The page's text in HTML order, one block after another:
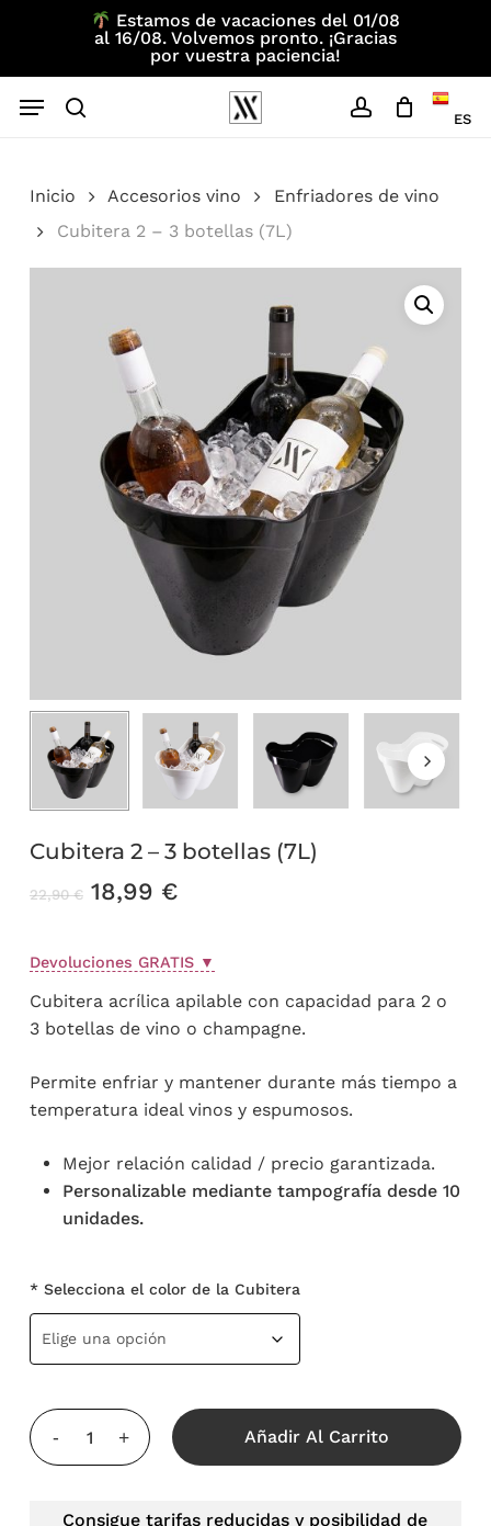
content
Estamos de vacaciones del 01/08
al 16/08. Volvemos pronto. ¡Gracias
por vuestra paciencia!
ES
Menu
Inicio Accesorios vino
Enfriadores de vino
Cubitera 2 – 3 botellas (7L)
Cubitera 2 – 3 botellas (7L)
22,90€ El
era:
22,90 €.
18,99 €El
es:
18,99 €.
Devoluciones GRATIS ▼
Cubitera acrílica apilable con capacidad para 2 o
3 botellas de vino o champagne.
Permite enfriar y mantener durante más tiempo a
temperatura ideal vinos y espumosos.
Mejor relación calidad / precio garantizada.
Personalizable mediante tampografía desde 10
unidades.
* Selecciona el color de la Cubitera
Añadir Al Carrito
Consigue tarifas reducidas y posibilidad de